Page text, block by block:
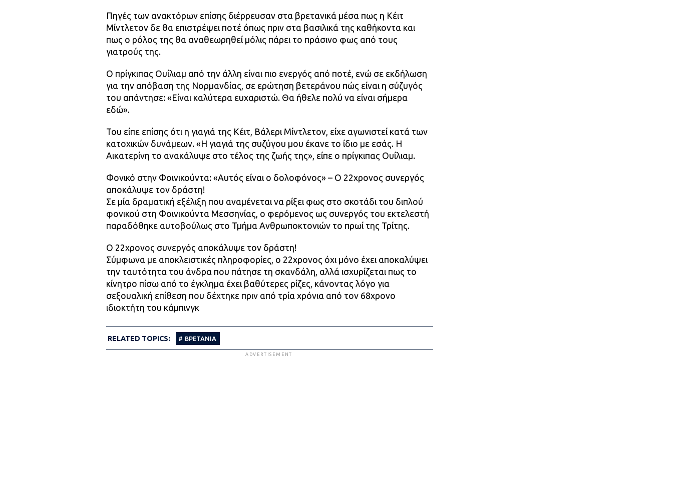
Πηγές των ανακτόρων επίσης διέρρευσαν στα βρετανικά μέσα πως η Κέιτ
Μίντλετον δε θα επιστρέψει ποτέ όπως πριν στα βασιλικά της καθήκοντα και
πως ο ρόλος της θα αναθεωρηθεί μόλις πάρει το πράσινο φως από τους
γιατρούς της.
Ο πρίγκιπας Ουίλιαμ από την άλλη είναι πιο ενεργός από ποτέ, ενώ σε εκδήλωση
για την απόβαση της Νορμανδίας, σε ερώτηση βετεράνου πώς είναι η σύζυγός
του απάντησε: «Είναι καλύτερα ευχαριστώ. Θα ήθελε πολύ να είναι σήμερα
εδώ».
Του είπε επίσης ότι η γιαγιά της Κέιτ, Βάλερι Μίντλετον, είχε αγωνιστεί κατά των
κατοχικών δυνάμεων. «Η γιαγιά της συζύγου μου έκανε το ίδιο με εσάς. Η
Αικατερίνη το ανακάλυψε στο τέλος της ζωής της», είπε ο πρίγκιπας Ουίλιαμ.
Φονικό στην Φοινικούντα: «Αυτός είναι ο δολοφόνος» – Ο 22χρονος συνεργός
αποκάλυψε τον δράστη!
Σε μία δραματική εξέλιξη που αναμένεται να ρίξει φως στο σκοτάδι του διπλού
φονικού στη Φοινικούντα Μεσσηνίας, ο φερόμενος ως συνεργός του εκτελεστή
παραδόθηκε αυτοβούλως στο Τμήμα Ανθρωποκτονιών το πρωί της Τρίτης.
Ο 22χρονος συνεργός αποκάλυψε τον δράστη!
Σύμφωνα με αποκλειστικές πληροφορίες, ο 22χρονος όχι μόνο έχει αποκαλύψει
την ταυτότητα του άνδρα που πάτησε τη σκανδάλη, αλλά ισχυρίζεται πως το
κίνητρο πίσω από το έγκλημα έχει βαθύτερες ρίζες, κάνοντας λόγο για
σεξουαλική επίθεση που δέχτηκε πριν από τρία χρόνια από τον 68χρονο
ιδιοκτήτη του κάμπινγκ
RELATED TOPICS: ΒΡΕΤΑΝΙΑ
ADVERTISEMENT